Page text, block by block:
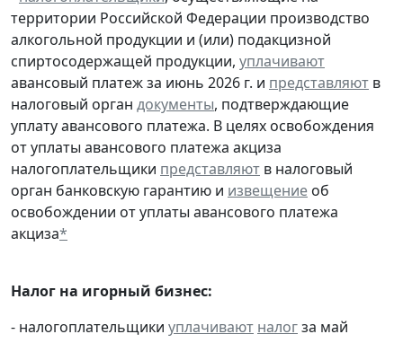
территории Российской Федерации производство
алкогольной продукции и (или) подакцизной
спиртосодержащей продукции, уплачивают
авансовый платеж за июнь 2026 г. и представляют в
налоговый орган документы, подтверждающие
уплату авансового платежа. В целях освобождения
от уплаты авансового платежа акциза
налогоплательщики представляют в налоговый
орган банковскую гарантию и извещение об
освобождении от уплаты авансового платежа
акциза*
Налог на игорный бизнес:
- налогоплательщики уплачивают налогза май